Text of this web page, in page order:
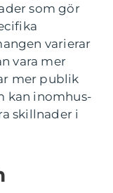
som gör
varierar
vara mer
mer publik
kan inomhus-
skillnader i